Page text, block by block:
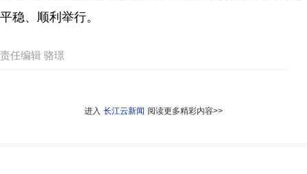
平稳、顺利举行。
责任编辑 骆璟
进入 长江云新闻 阅读更多精彩内容>>